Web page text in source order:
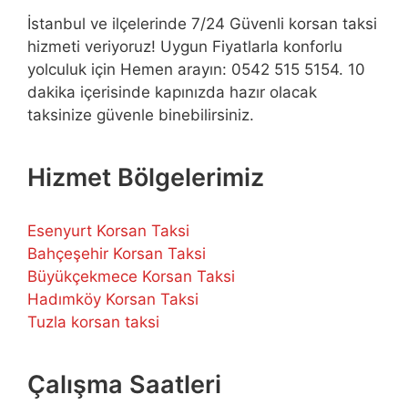
İstanbul ve ilçelerinde 7/24 Güvenli korsan taksi
hizmeti veriyoruz! Uygun Fiyatlarla konforlu
yolculuk için Hemen arayın: 0542 515 5154. 10
dakika içerisinde kapınızda hazır olacak
taksinize güvenle binebilirsiniz.
Hizmet Bölgelerimiz
Esenyurt Korsan Taksi
Bahçeşehir Korsan Taksi
Büyükçekmece Korsan Taksi
Hadımköy Korsan Taksi
Tuzla korsan taksi
Çalışma Saatleri